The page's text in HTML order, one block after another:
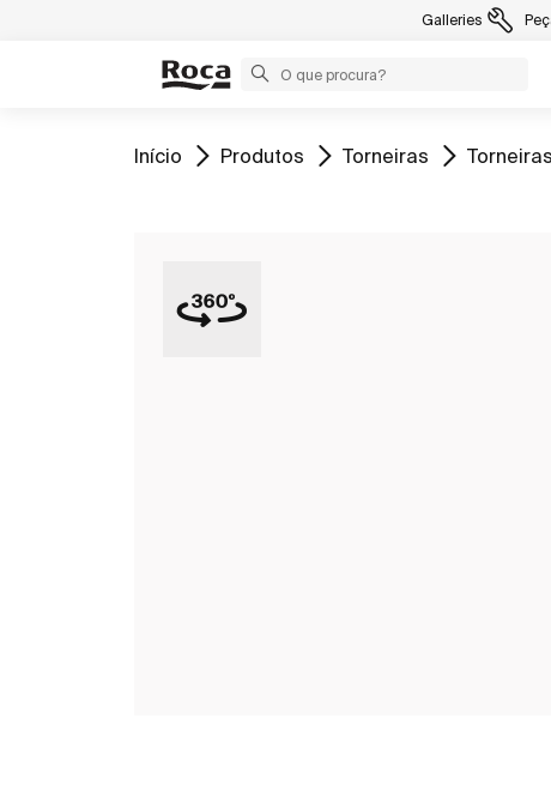
Galleries
Ir para
Início Ir para
Produtos Ir para
Torneiras Ir para